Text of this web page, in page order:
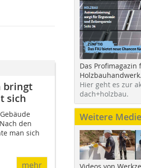
bringt
sich
den
man sich
mehr
Das
Holzbauhandwerk.
Hier geht es zur
dach+holzbau.
Weitere
Videos von